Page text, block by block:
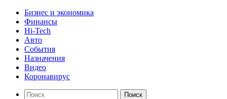
Бизнес и экономика
Финансы
Hi-Tech
Авто
События
Назначения
Видео
Коронавирус
Поиск